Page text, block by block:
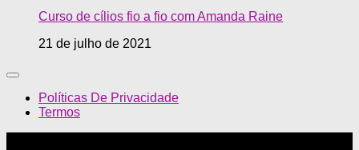
Curso de cílios fio a fio com Amanda Raine
21 de julho de 2021
Políticas De Privacidade
Termos